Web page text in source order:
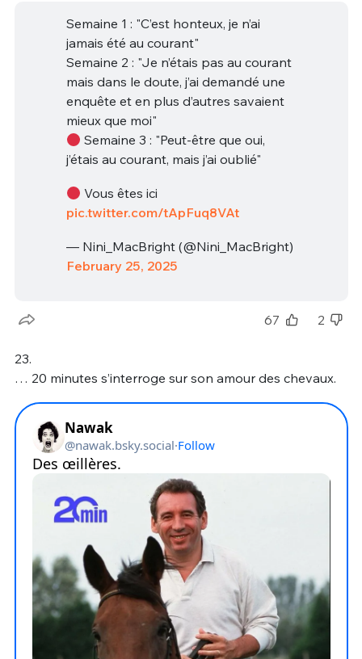
Semaine 1 : "C’est honteux, je n’ai
jamais été au courant"
Semaine 2 : "Je n’étais pas au courant
mais dans le doute, j’ai demandé une
enquête et en plus d’autres savaient
mieux que moi"
Semaine 3 : "Peut-être que oui,
j’étais au courant, mais j’ai oublié"
Vous êtes ici
pic.twitter.com/tApFuq8VAt
— Nini_MacBright (@Nini_MacBright)
February 25, 2025
67 2
23.
… 20 minutes s’interroge sur son amour des chevaux.